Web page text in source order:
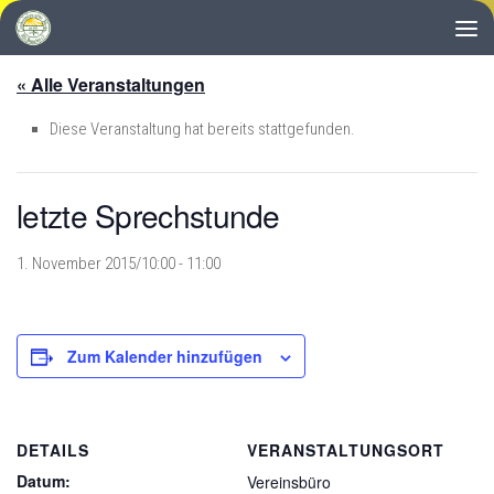
Zum Inhalt springen
« Alle Veranstaltungen
Diese Veranstaltung hat bereits stattgefunden.
letzte Sprechstunde
1. November 2015/10:00- 11:00
Zum Kalender hinzufügen
DETAILS
Datum:
VERANSTALTUNGSORT
Vereinsbüro